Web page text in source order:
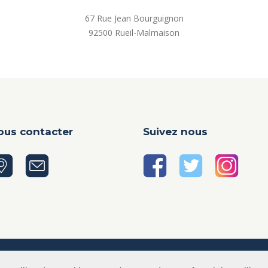
67 Rue Jean Bourguignon
92500 Rueil-Malmaison
contacter Suivez nous